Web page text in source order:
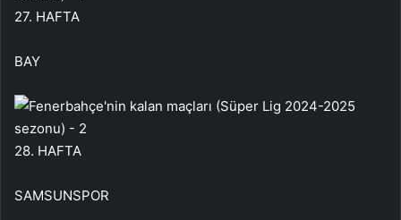
27. HAFTA
BAY
28. HAFTA
SAMSUNSPOR